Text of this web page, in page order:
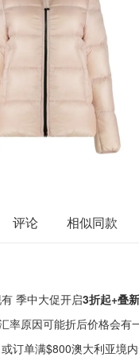
评论 相似同款
季中大促开启3折起+叠
率原因可能折后价格会有
订单满$800澳大利亚境内